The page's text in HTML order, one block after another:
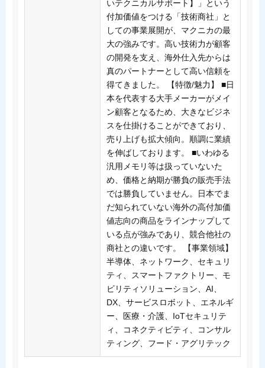
いテクニカルサポート】」という
付加価値をつける「技術商社」と
しての事業展開が、マクニカの最
大の強みです。高い技術力が顧客
の開発を支え、海外仕入先からは
真のパートナーとして高い信頼を
得てきました。 【特徴/魅力】 ■日
本を代表する大手メーカーがメイ
ン顧客となるため、大きなビジネ
スを仕掛けることができており、
売り上げも拡大傾向。順調に業績
を伸ばしております。 ■いわゆる
汎用メモリ等は扱っていないた
め、価格と納期が勝負の販売手法
では勝負していません。日本でま
だ知られていない海外の高付加価
値志向の商品をラインナップして
いる点が強みであり、競合他社の
商社との違いです。 【事業領域】
半導体、ネットワーク、セキュリ
ティ、スマートファクトリー、モ
ビリティソリューション、AI、
DX、サービスロボット、エネルギ
ー、医療・介護、IoTセキュリテ
ィ、コネクティビティ、コンサル
ティング、フード・アグリテック